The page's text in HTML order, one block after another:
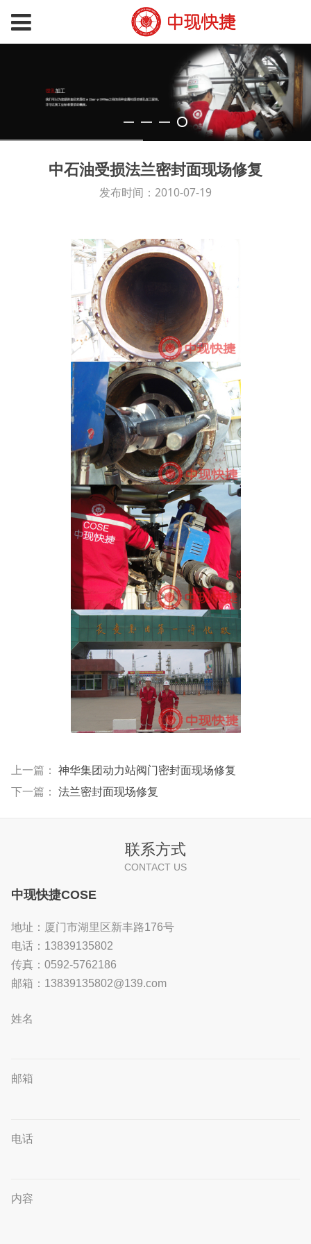
中石油受损法兰密封面现场修复
发布时间：2010-07-19
上一篇： 神华集团动力站阀门密封面现场修复
下一篇： 法兰密封面现场修复
联系方式
CONTACT US
中现快捷COSE
地址：厦门市湖里区新丰路176号
电话：13839135802
传真：0592-5762186
邮箱：13839135802@139.com
姓名
邮箱
电话
内容